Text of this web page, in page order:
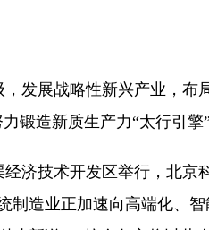
发展战略性新兴产业，布
锻造新质生产力“太行引擎”
济技术开发区举行，北京
造业正加速向高端化、智